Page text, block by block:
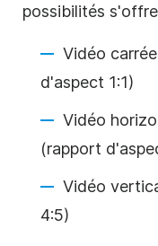
possibilités
Vidéo
d'aspect 1:1)
Vidéo
(rapport
Vidéo
4:5)